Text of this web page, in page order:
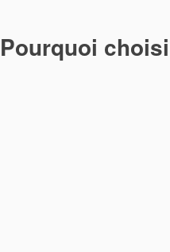
Pourquoi